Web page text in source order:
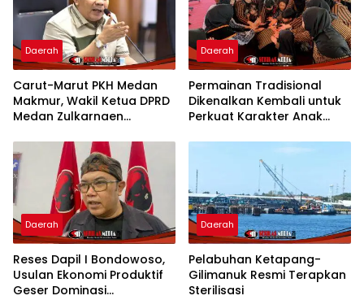
Daerah
Carut-Marut PKH Medan
Makmur, Wakil Ketua DPRD
Medan Zulkarnaen
Pemko Salurkan Bansos
Daerah
Permainan Tradisional
Dikenalkan Kembali untuk
Perkuat Karakter Anak
Daerah
Reses Dapil I Bondowoso,
Usulan Ekonomi Produktif
Geser Dominasi
Daerah
Pelabuhan Ketapang-
Gilimanuk Resmi Terapkan
Sterilisasi